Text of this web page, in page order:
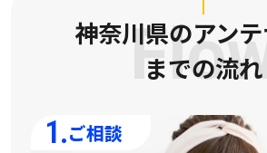
神奈川県のアン
までの流れ
1.ご相談